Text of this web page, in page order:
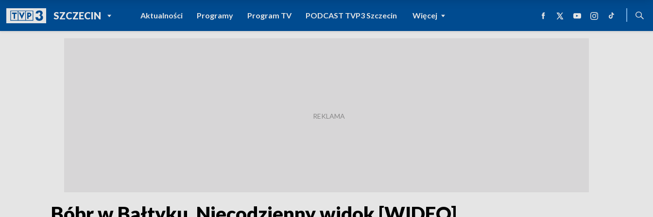
SZCZECINPOWRÓT DO
TVP REGIONY
Aktualności Programy Program TV PODCAST TVP3 Szczecin Więcej